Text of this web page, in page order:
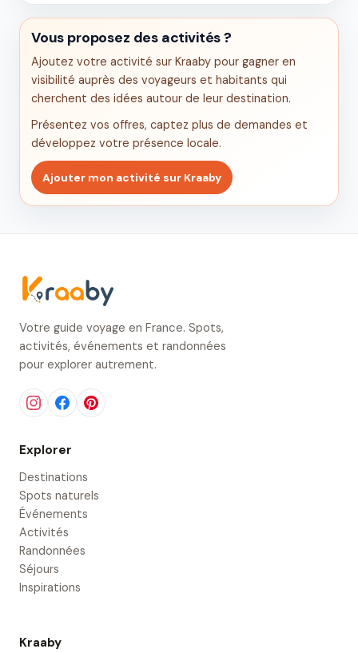
Vous proposez des activités ?
Ajoutez votre activité sur Kraaby pour gagner en
visibilité auprès des voyageurs et habitants qui
cherchent des idées autour de leur destination.
Présentez vos offres, captez plus de demandes et
développez votre présence locale.
Ajouter mon activité sur Kraaby
Votre guide voyage en France. Spots,
activités, événements et randonnées
pour explorer autrement.
Explorer
Destinations
Spots naturels
Événements
Activités
Randonnées
Séjours
Inspirations
Kraaby